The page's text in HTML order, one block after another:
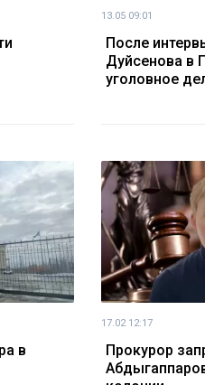
13.05 09:01
После
Дуйсенова в
уголовное
в
17.02 12:17
Прокурор